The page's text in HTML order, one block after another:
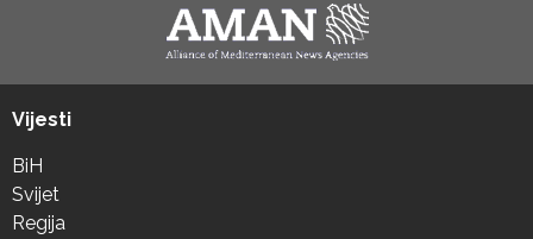
Vijesti
BiH
Svijet
Regija